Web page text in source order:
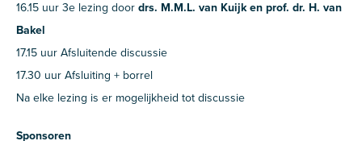
16.15 uur 3e lezing door drs. M.M.L. van Kuijk en prof. dr. H. van
Bakel
17.15 uur Afsluitende discussie
17.30 uur Afsluiting + borrel
Na elke lezing is er mogelijkheid tot discussie
Sponsoren